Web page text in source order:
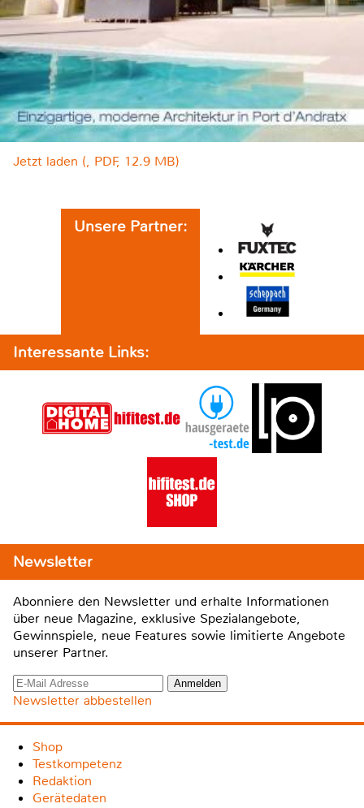
Jetzt laden (, PDF, 12.9 MB)
Unsere Partner:
Interessante Links:
Newsletter
Abonniere den Newsletter und erhalte Informationen
über neue Magazine, exklusive Spezialangebote,
Gewinnspiele, neue Features sowie limitierte Angebote
unserer Partner.
Newsletter abbestellen
Shop
Testkompetenz
Redaktion
Gerätedaten